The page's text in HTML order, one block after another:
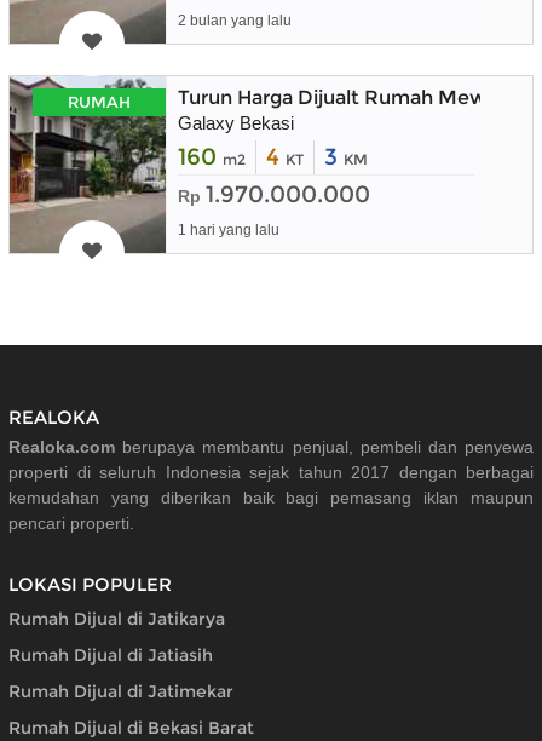
2 bulan yang lalu
RUMAH Turun Harga Dijualt Rumah Mewah
Galaxy Bekasi
160 m2 4 KT 3 KM
Rp 1.970.000.000
1 hari yang lalu
REALOKA
Realoka.com berupaya membantu penjual, pembeli dan penyewa
properti di seluruh Indonesia sejak tahun 2017 dengan berbagai
kemudahan yang diberikan baik bagi pemasang iklan maupun
pencari properti.
LOKASI POPULER
Rumah Dijual di Jatikarya
Rumah Dijual di Jatiasih
Rumah Dijual di Jatimekar
Rumah Dijual di Bekasi Barat